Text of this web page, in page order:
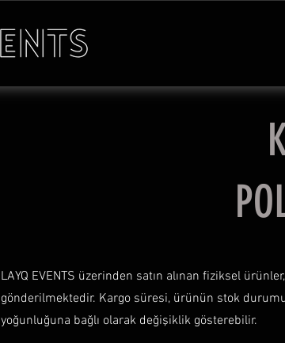
LAYQ EVENTS üzerinden satın alınan fiziksel
gönderilmektedir. Kargo süresi, ürünün stok
yoğunluğuna bağlı olarak değişiklik gösterebilir.